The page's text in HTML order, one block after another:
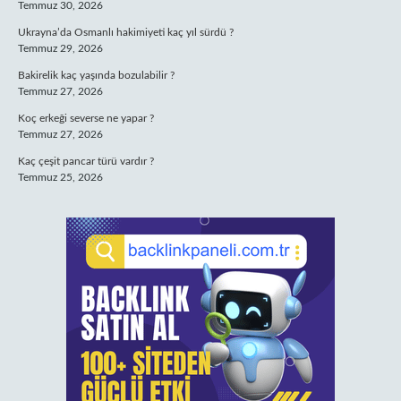
Temmuz 30, 2026
Ukrayna’da Osmanlı hakimiyeti kaç yıl sürdü ?
Temmuz 29, 2026
Bakirelik kaç yaşında bozulabilir ?
Temmuz 27, 2026
Koç erkeği severse ne yapar ?
Temmuz 27, 2026
Kaç çeşit pancar türü vardır ?
Temmuz 25, 2026